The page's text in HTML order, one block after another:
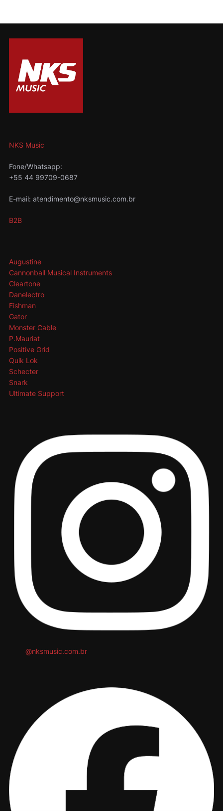
NKS Music
Fone/Whatsapp:
+55 44 99709-0687
E-mail: atendimento@nksmusic.com.br
B2B
Augustine
Cannonball Musical Instruments
Cleartone
Danelectro
Fishman
Gator
Monster Cable
P.Mauriat
Positive Grid
Quik Lok
Schecter
Snark
Ultimate Support
@nksmusic.com.br